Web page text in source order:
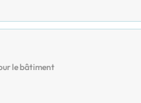
le bâtiment